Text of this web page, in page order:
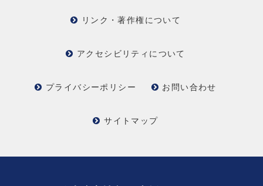
リンク・著作権について
アクセシビリティについて
プライバシーポリシー お問い合わせ
サイトマップ